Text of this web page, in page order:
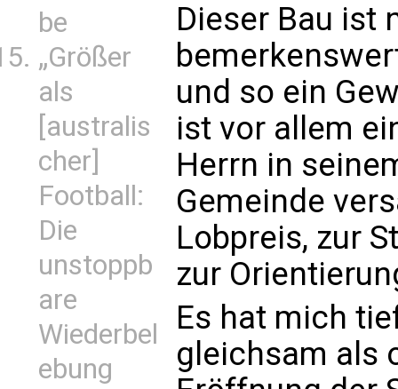
be
„Größer
als
[australis
cher]
Football:
Die
unstoppb
are
Wiederbel
ebung
Dieser Bau ist
und so ein
ist vor allem
Herrn in
Gemeinde
Lobpreis, zur
zur
Es hat mich
gleichsam als